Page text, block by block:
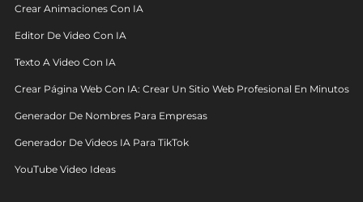
Crear Animaciones Con IA
Editor De Video Con IA
Texto A Video Con IA
Crear Página Web Con IA: Crear Un Sitio Web Profesional En Minutos
Generador De Nombres Para Empresas
Generador De Videos IA Para TikTok
YouTube Video Ideas